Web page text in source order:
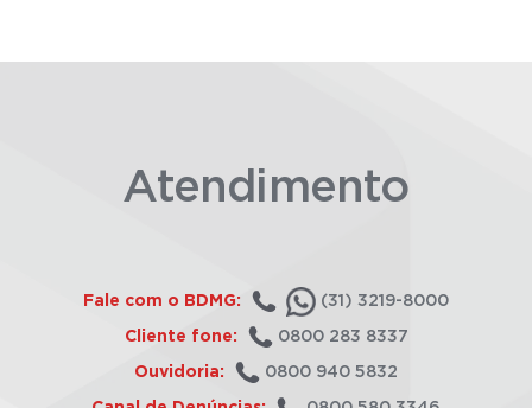
Atendimento
Fale com o BDMG: (31) 3219-8000
Cliente fone: 0800 283 8337
Ouvidoria: 0800 940 5832